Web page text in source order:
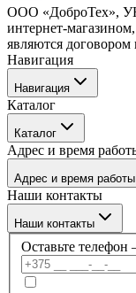
ООО «ДоброТех»,
интернет-
являются
Навигация
Навигация
Бренды
О компании
Покупателю
Контакты
Блог
Каталог
Каталог
Каталог
Услуги
Адрес и время
Адрес и время работы
г. Минск, ул.
Пн–Пт:
Наши контакты
Наши контакты
Оставьте